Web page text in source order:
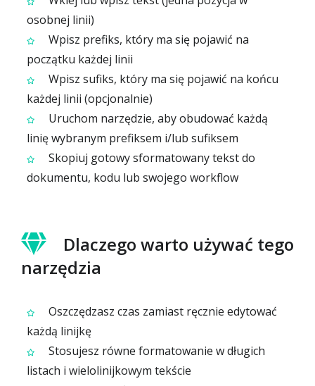
osobnej linii)
Wpisz prefiks, który ma się pojawić na
początku każdej linii
Wpisz sufiks, który ma się pojawić na końcu
każdej linii (opcjonalnie)
Uruchom narzędzie, aby obudować każdą
linię wybranym prefiksem i/lub sufiksem
Skopiuj gotowy sformatowany tekst do
dokumentu, kodu lub swojego workflow
Dlaczego warto używać tego
narzędzia
Oszczędzasz czas zamiast ręcznie edytować
każdą linijkę
Stosujesz równe formatowanie w długich
listach i wielolinijkowym tekście